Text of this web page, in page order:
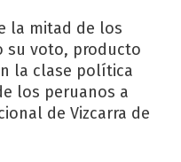
la mitad de los
su voto, producto
la clase política
los peruanos a
de Vizcarra de